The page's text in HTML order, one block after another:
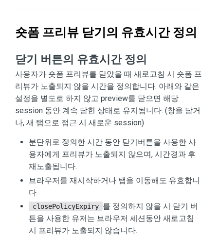
숏폼 프리뷰 닫기의 유효시간 정의
닫기 버튼의 유효시간 정의
사용자가 숏폼 프리뷰를 닫았을 때 새로고침 시 숏폼 프
리뷰가 노출되지 않을 시간을 정의합니다. 아래와 같은
설정을 별도로 하지 않고 preview를 닫으면 해당
session 동안 계속 닫힌 상태로 유지됩니다. (창을 닫거
나, 새 탭으로 접근 시 새로운 session)
분단위로 정의한 시간 동안 닫기버튼을 사용한 사
용자에게 프리뷰가 노출되지 않으며, 시간경과 후
재노출됩니다.
브라우저를 재시작하거나 탭을 이동해도 유효합니
다.
closePolicyExpiry 를 정의하지 않을 시 닫기 버
튼을 사용한 유저는 브라우저 세션동안 새로고침
시 프리뷰가 노출되지 않습니다.